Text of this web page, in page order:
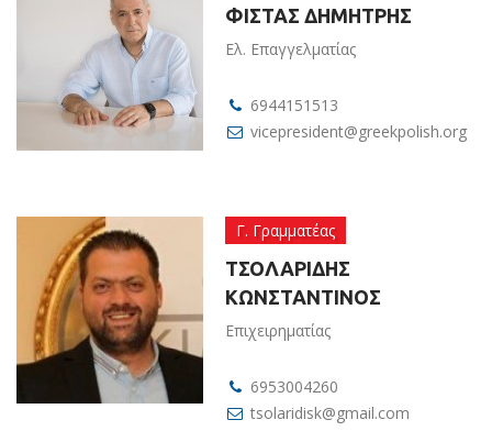
ΦΙΣΤΑΣ ΔΗΜΗΤΡΗΣ
Ελ. Επαγγελματίας
6944151513
vicepresident@greekpolish.org
Γ. Γραμματέας
ΤΣΟΛΑΡΙΔΗΣ
ΚΩΝΣΤΑΝΤΙΝΟΣ
Επιχειρηματίας
6953004260
tsolaridisk@gmail.com